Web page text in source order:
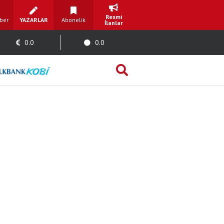
YAZARLAR Abonelik
Resmi
İlanlar
0.0 0.0